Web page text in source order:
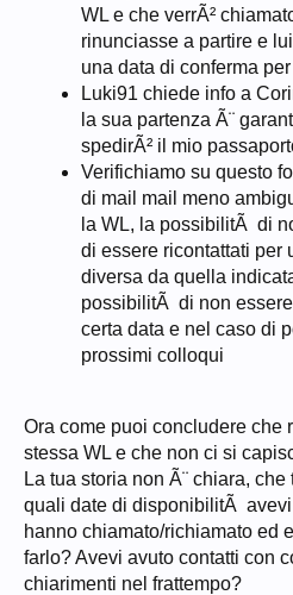
WL e che verrÃ²
rinunciasse a partire e
una data di conferma
Luki91 chiede info a
la sua partenza Ã¨
spedirÃ² il mio
Verifichiamo su questo
di mail mail meno
la WL, la possibilitÃ di
di essere ricontattati per
diversa da quella
possibilitÃ di non
certa data e nel caso di
prossimi colloqui
Ora come puoi concludere che
stessa WL e che non ci si
La tua storia non Ã¨ chiara,
quali date di disponibilitÃ
hanno chiamato/richiamato ed
farlo? Avevi avuto contatti con
chiarimenti nel frattempo?